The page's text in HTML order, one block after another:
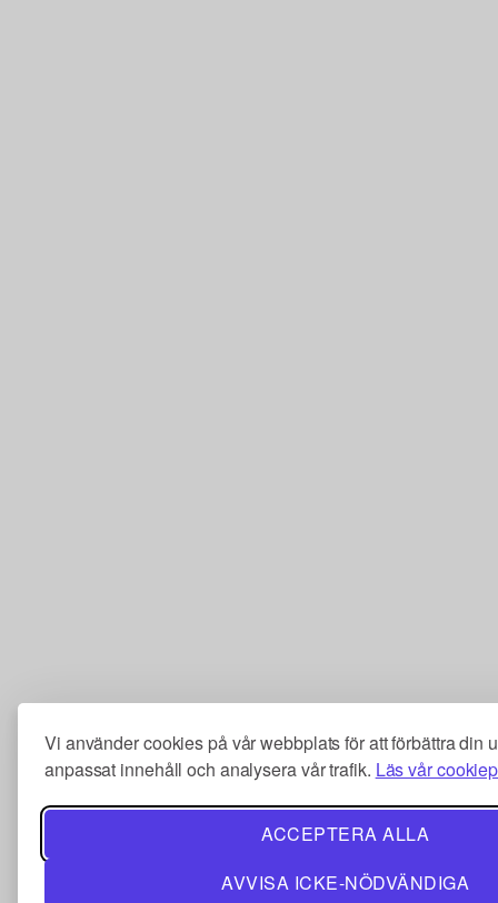
Vi använder cookies på vår webbplats för att förbättra din
anpassat innehåll och analysera vår trafik. Läs vår
ACCEPTERA ALLA
AVVISA ICKE-NÖDVÄNDIGA